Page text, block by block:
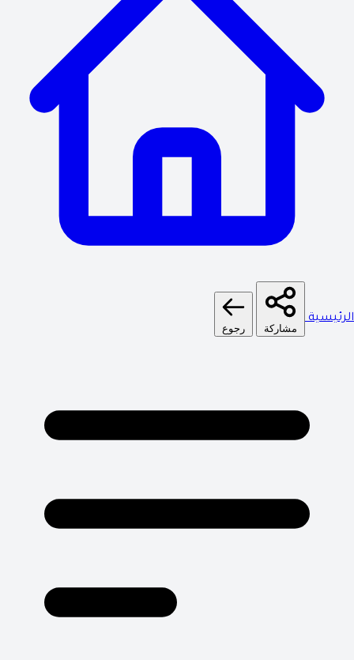
الرئيسية
مشاركة رجوع